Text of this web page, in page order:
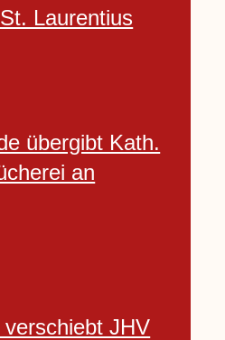
Laurentius
übergibt Kath.
an
JHV